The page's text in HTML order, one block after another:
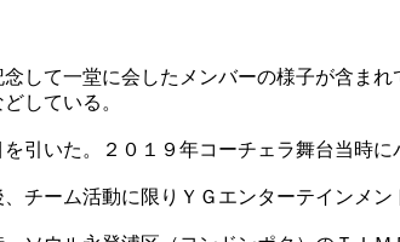
して一堂に会したメンバーの様子が含ま
している。
引いた。２０１９年コーチェラ舞台当時
チーム活動に限りＹＧエンターテインメ